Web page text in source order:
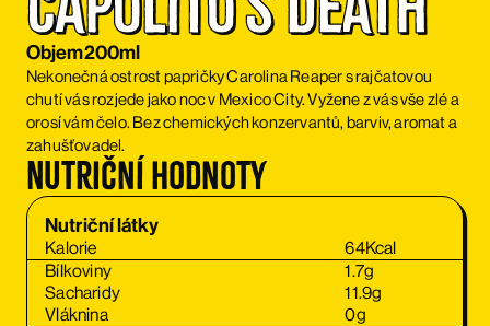
Objem200ml
Nekonečná ostrost papričky Carolina Reaper s rajčatovou
chutí vás rozjede jako noc v Mexico City. Vyžene z vás vše zlé a
orosí vám čelo. Bez chemických konzervantů, barviv, aromat a
zahušťovadel.
Nutriční hodnoty
Nutriční látky
Kalorie 64Kcal
Bílkoviny
1.7g
Sacharidy
11.9g
Vláknina
0g